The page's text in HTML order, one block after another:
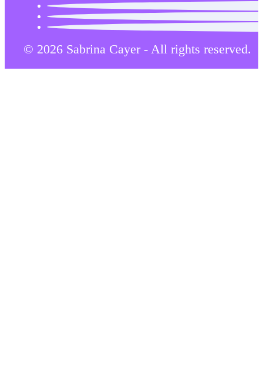
© 2026 Sabrina Cayer - All rights reserved.